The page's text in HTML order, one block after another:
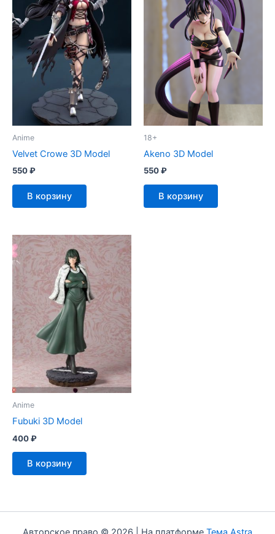
Anime
Velvet Crowe 3D Model
550₽
В корзину
18+
Akeno 3D Model
550₽
В корзину
Anime
Fubuki 3D Model
400₽
В корзину